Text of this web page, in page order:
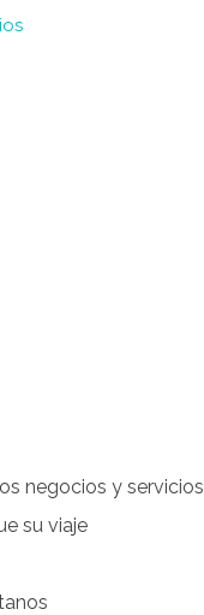
negocios y servicios
su viaje